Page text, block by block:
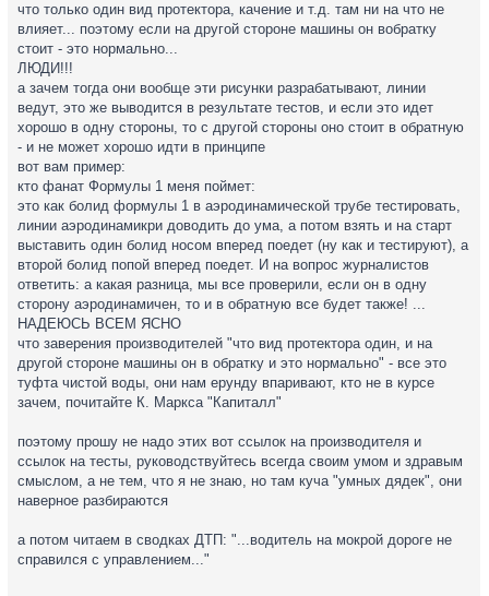
что только один вид протектора, качение и т.д. там ни на что не
влияет... поэтому если на другой стороне машины он вобратку
стоит - это нормально...
ЛЮДИ!!!
а зачем тогда они вообще эти рисунки разрабатывают, линии
ведут, это же выводится в результате тестов, и если это идет
хорошо в одну стороны, то с другой стороны оно стоит в обратную
- и не может хорошо идти в принципе
вот вам пример:
кто фанат Формулы 1 меня поймет:
это как болид формулы 1 в аэродинамической трубе тестировать,
линии аэродинамикри доводить до ума, а потом взять и на старт
выставить один болид носом вперед поедет (ну как и тестируют), а
второй болид попой вперед поедет. И на вопрос журналистов
ответить: а какая разница, мы все проверили, если он в одну
сторону аэродинамичен, то и в обратную все будет также! ...
НАДЕЮСЬ ВСЕМ ЯСНО
что заверения производителей "что вид протектора один, и на
другой стороне машины он в обратку и это нормально" - все это
туфта чистой воды, они нам ерунду впаривают, кто не в курсе
зачем, почитайте К. Маркса "Капиталл"
поэтому прошу не надо этих вот ссылок на производителя и
ссылок на тесты, руководствуйтесь всегда своим умом и здравым
смыслом, а не тем, что я не знаю, но там куча "умных дядек", они
наверное разбираются
а потом читаем в сводках ДТП: "...водитель на мокрой дороге не
справился с управлением..."